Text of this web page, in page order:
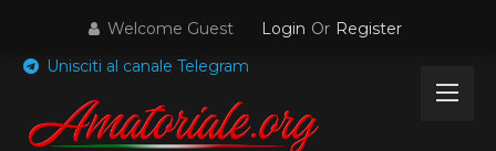
content
Welcome Guest Login Or Register
Unisciti al canale Telegram